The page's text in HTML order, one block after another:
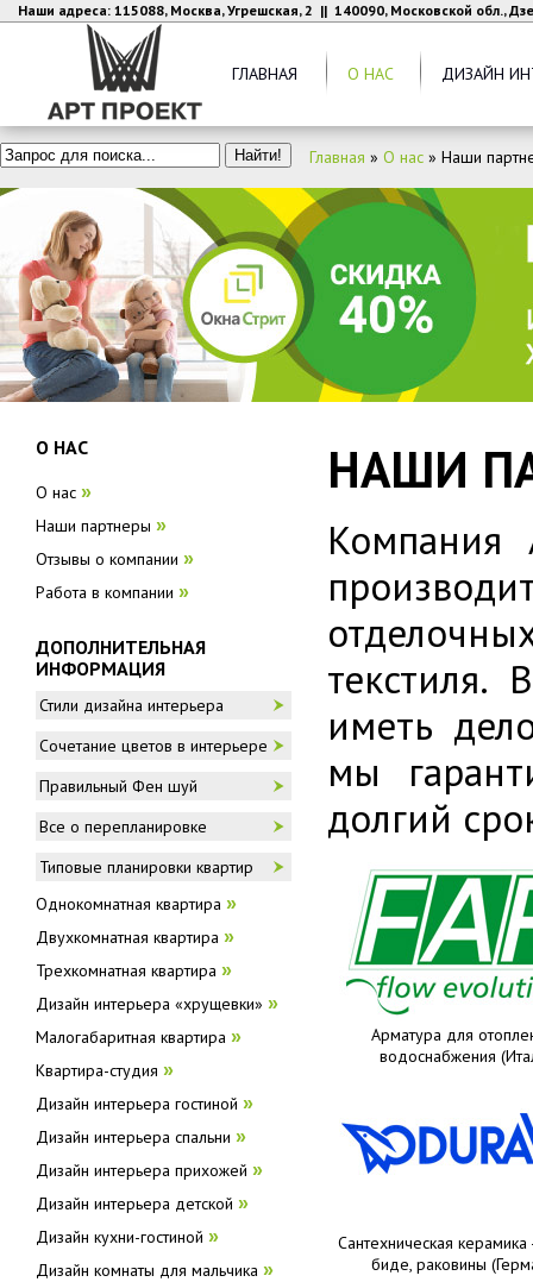
Наши адреса: 115088, Москва, Угрешская, 2 || 140090, Московской обл.,
ГЛАВНАЯ О НАС ДИЗАЙН
Главная » О нас » Наши
НАШИ
Компания
текстиля.
иметь
мы
долгий
Арматура для
водоснабжения
Сантехническая керамика
биде, раковины
О НАС
О нас »
Наши партнеры »
Отзывы о компании »
Работа в компании »
ДОПОЛНИТЕЛЬНАЯ
ИНФОРМАЦИЯ
Стили дизайна интерьера
Сочетание цветов в интерьере
Правильный Фен шуй
Все о перепланировке
Типовые планировки квартир
Однокомнатная квартира »
Двухкомнатная квартира »
Трехкомнатная квартира »
Дизайн интерьера «хрущевки» »
Малогабаритная квартира »
Квартира-студия »
Дизайн интерьера гостиной »
Дизайн интерьера спальни »
Дизайн интерьера прихожей »
Дизайн интерьера детской »
Дизайн кухни-гостиной »
Дизайн комнаты для мальчика »